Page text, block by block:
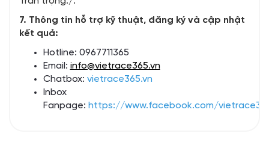
7. Thông tin hỗ trợ kỹ thuật, đăng ký và cập nhật
kết quả:
Hotline: 0967711365
Email: info@vietrace365.vn
Chatbox: vietrace365.vn
Inbox
Fanpage: https://www.facebook.com/